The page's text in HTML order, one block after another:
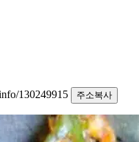
130249915
주소복사